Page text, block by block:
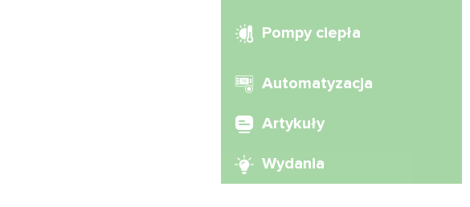
Pompy ciepła
Automatyzacja
Artykuły
Wydania